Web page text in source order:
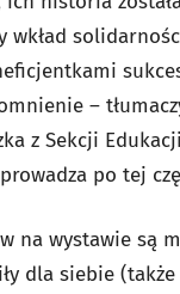
wkład
–
z Sekcji
po tej
na wystawie są
dla siebie (także